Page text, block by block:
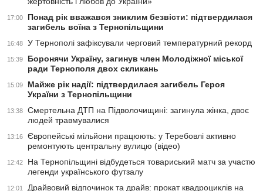
17:00
Понад рік вважався зниклим безвісти: підтвердилася
загибель воїна з Тернопільщини
16:48 У Тернополі зафіксували черговий температурний рекорд
15:39
Боронячи Україну, загинув член Молодіжної міської
ради Тернополя двох скликань
15:09
Майже рік надії: підтвердилася загибель Героя
України з Тернопільщини
13:38
Смертельна ДТП на Підволочищині: загинула жінка, двоє
людей травмувалися
13:16
Європейські мільйони працюють: у Теребовлі активно
ремонтують центральну вулицю (відео)
12:42
На Тернопільщині відбудеться товариський матч за участю
легенди українського футзалу
12:01 Драйвовий відпочинок та драйв: прокат квадроциклів на